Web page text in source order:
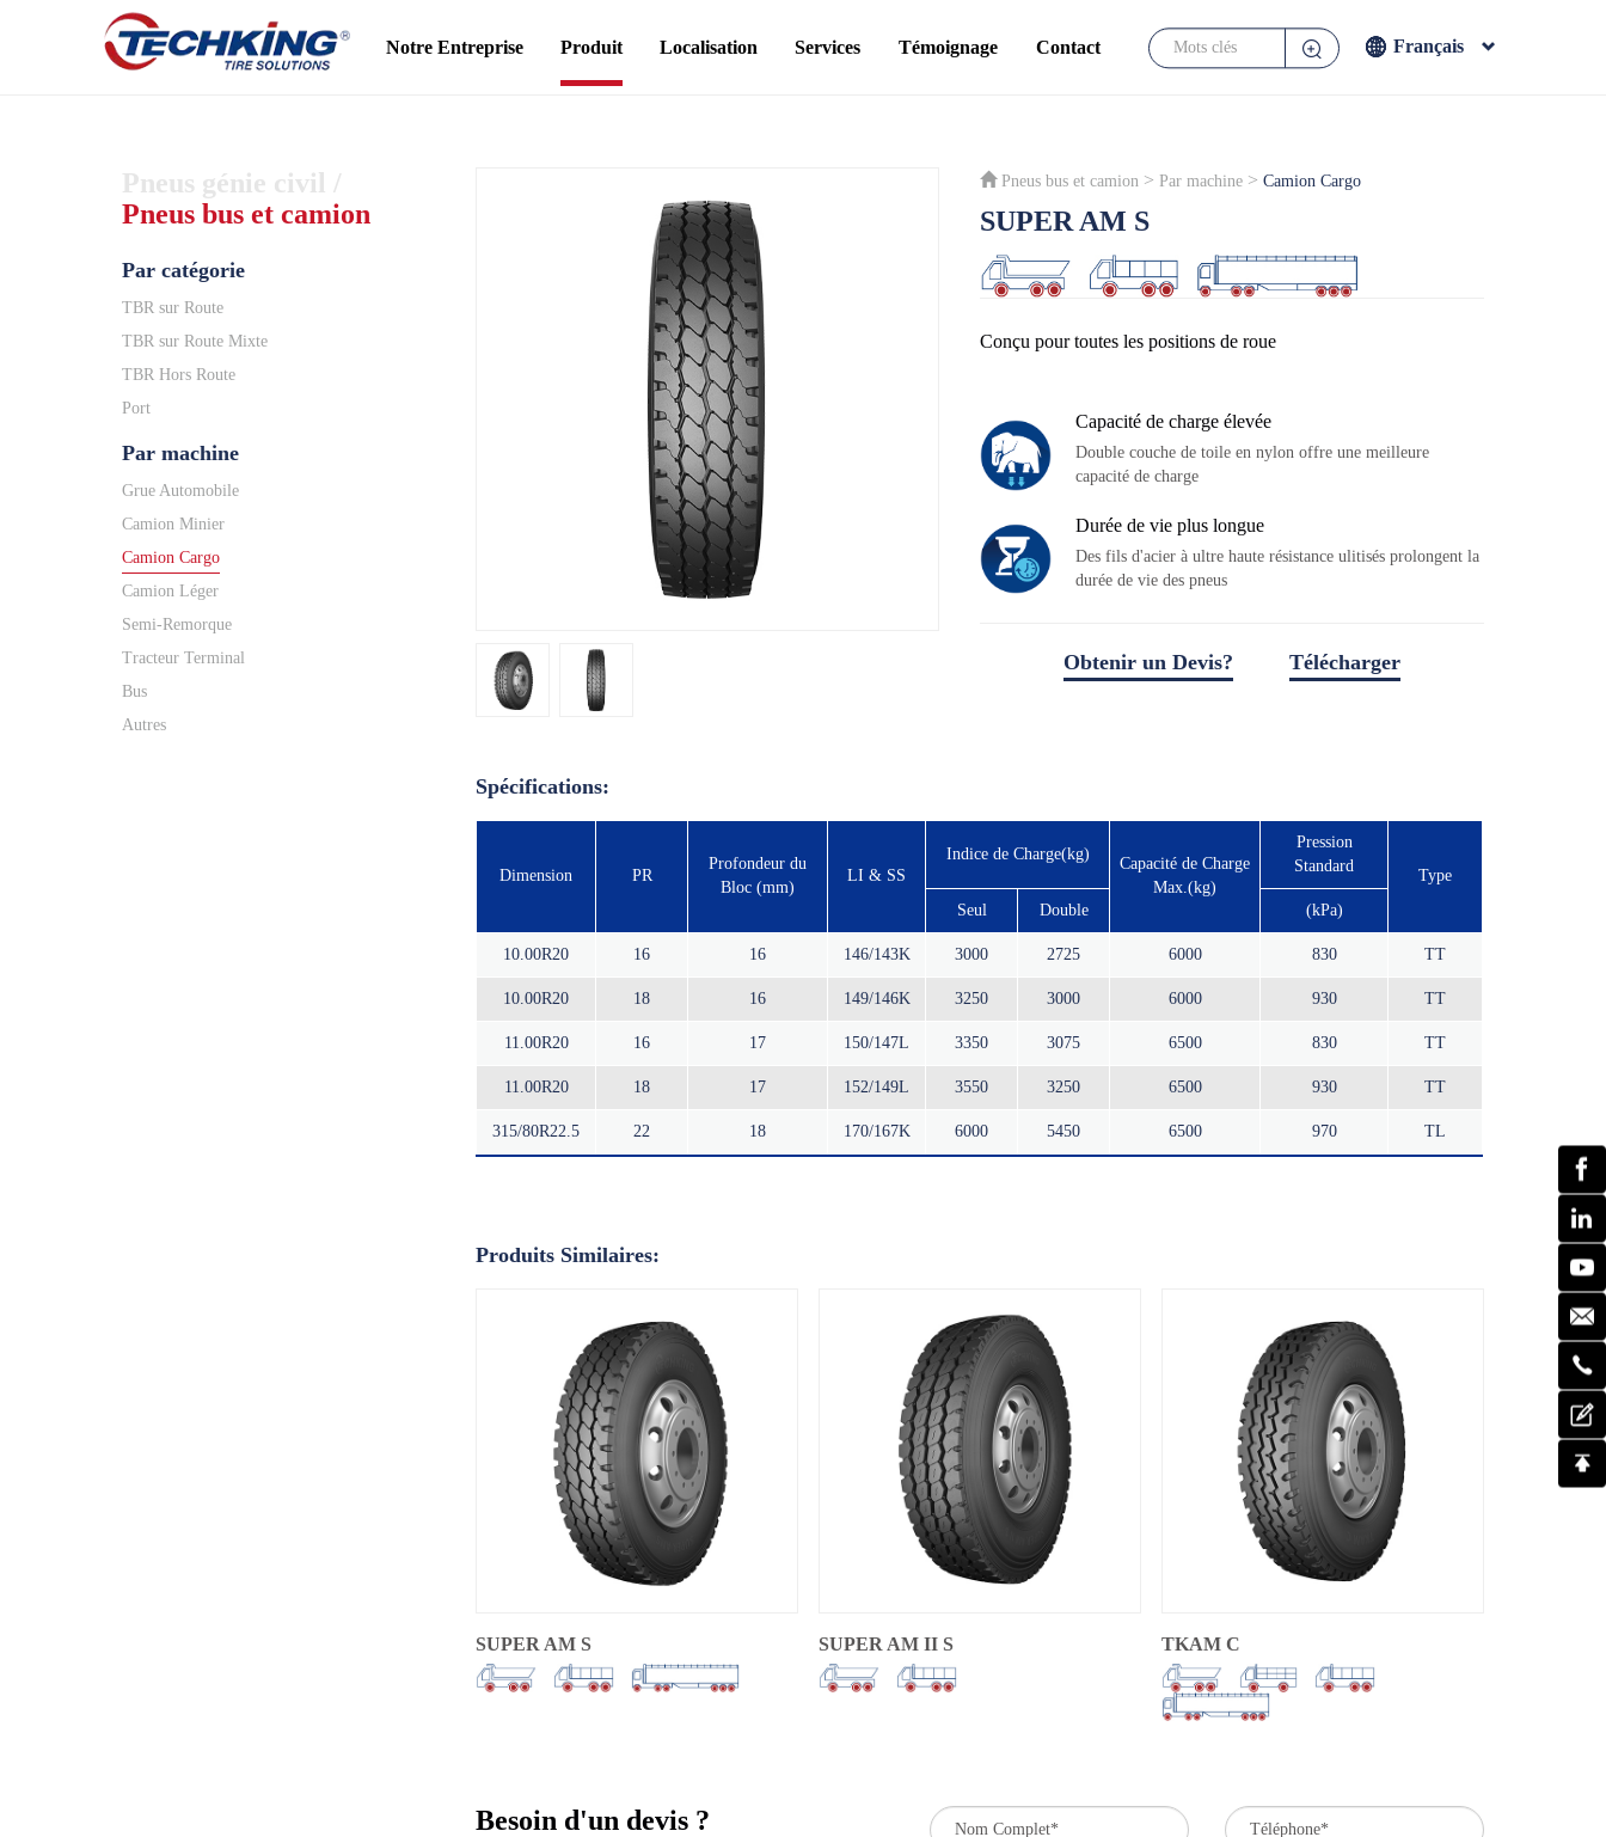
Notre Entreprise Produit Localisation Services Témoignage Contact Français
Pneus génie civil /
Pneus bus et camion
Par catégorie
TBR sur Route
TBR sur Route Mixte
TBR Hors Route
Port
Par machine
Grue Automobile
Camion Minier
Camion Cargo
Camion Léger
Semi-Remorque
Tracteur Terminal
Bus
Autres
Pneus bus et camion > Par machine >Camion Cargo
SUPER AM S
Conçu pour toutes les positions de roue
Capacité de charge élevée
Double couche de toile en nylon offre une meilleure
capacité de charge
Durée de vie plus longue
Des fils d'acier à ultre haute résistance ulitisés prolongent la
durée de vie des pneus
Obtenir un Devis?
Télécharger
Spécifications:
Dimension PR
Profondeur du
Bloc (mm)
LI & SS
Indice de Charge(kg)
Capacité de Charge
Max.(kg)
Pression
Standard
Type
Seul
Double (kPa)
10.00R20 16 16 146/143K 3000 2725 6000 830 TT
10.00R20 18 16 149/146K 3250 3000 6000 930 TT
11.00R20 16 17 150/147L 3350 3075 6500 830 TT
11.00R20 18 17 152/149L 3550 3250 6500 930 TT
315/80R22.5 22 18 170/167K 6000 5450 6500 970 TL
Produits Similaires:
SUPER AM S SUPER AM II S TKAM C
Besoin d'un devis ?